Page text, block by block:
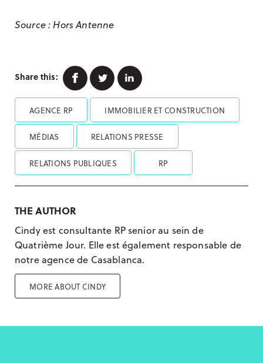
Source : Hors Antenne
Share this: Facebook
Twitter
AGENCE RP IMMOBILIER ET CONSTRUCTION
MÉDIAS RELATIONS PRESSE
RELATIONS PUBLIQUES RP
THE AUTHOR
Cindy est consultante RP senior au sein de
Quatrième Jour. Elle est également responsable de
notre agence de Casablanca.
MORE ABOUT CINDY